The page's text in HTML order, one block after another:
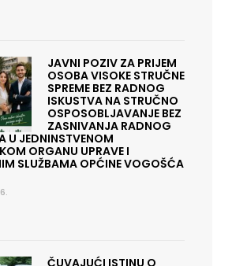
JAVNI POZIV ZA PRIJEM
OSOBA VISOKE STRUČNE
SPREME BEZ RADNOG
ISKUSTVA NA STRUČNO
OSPOSOBLJAVANJE BEZ
ZASNIVANJA RADNOG
U JEDNINSTVENOM
ORGANU UPRAVE I
SLUŽBAMA OPĆINE VOGOŠĆA
ČUVAJUĆI ISTINU O